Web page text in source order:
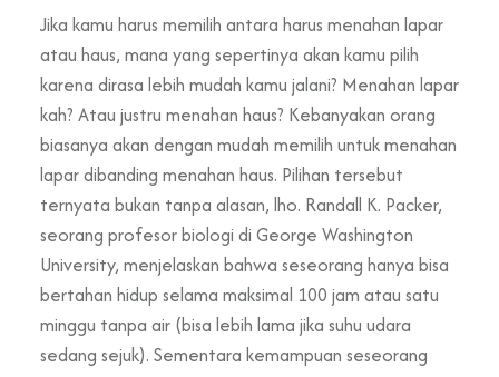
Jika kamu harus memilih antara harus menahan lapar
atau haus, mana yang sepertinya akan kamu pilih
karena dirasa lebih mudah kamu jalani? Menahan lapar
kah? Atau justru menahan haus? Kebanyakan orang
biasanya akan dengan mudah memilih untuk menahan
lapar dibanding menahan haus. Pilihan tersebut
ternyata bukan tanpa alasan, lho. Randall K. Packer,
seorang profesor biologi di George Washington
University, menjelaskan bahwa seseorang hanya bisa
bertahan hidup selama maksimal 100 jam atau satu
minggu tanpa air (bisa lebih lama jika suhu udara
sedang sejuk). Sementara kemampuan seseorang